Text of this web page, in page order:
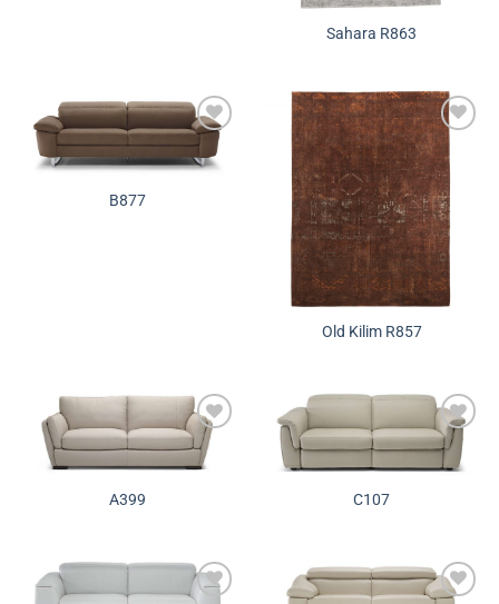
Sahara R863
Додади во
желботека
B877
Додади во
желботека
Old Kilim R857
Додади во
желботека
A399
Додади во
желботека
C107